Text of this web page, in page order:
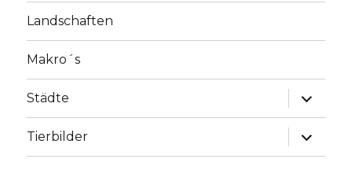
Landschaften
Makro´s
Städte
Tierbilder